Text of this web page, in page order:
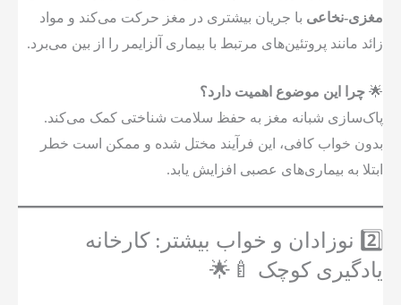
مغزی-نخاعی با جریان بیشتری در مغز حرکت می‌کند و مواد
زائد مانند پروتئین‌های مرتبط با بیماری آلزایمر را از بین می‌برد.
🌟 چرا این موضوع اهمیت دارد؟
پاک‌سازی شبانه مغز به حفظ سلامت شناختی کمک می‌کند.
بدون خواب کافی، این فرآیند مختل شده و ممکن است خطر
ابتلا به بیماری‌های عصبی افزایش یابد.
2️⃣ نوزادان و خواب بیشتر: کارخانه
یادگیری کوچک 🍼🌟